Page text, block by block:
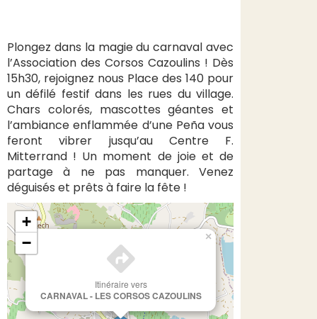
Plongez dans la magie du carnaval avec
l’Association des Corsos Cazoulins ! Dès
15h30, rejoignez nous Place des 140 pour
un défilé festif dans les rues du village.
Chars colorés, mascottes géantes et
l’ambiance enflammée d’une Peña vous
feront vibrer jusqu’au Centre F.
Mitterrand ! Un moment de joie et de
partage à ne pas manquer. Venez
déguisés et prêts à faire la fête !
Itinéraire vers
CARNAVAL - LES CORSOS CAZOULINS
×
+
−